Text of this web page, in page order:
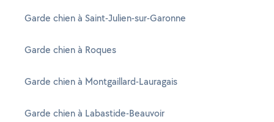
Garde chien à Saint-Julien-sur-Garonne
Garde chien à Roques
Garde chien à Montgaillard-Lauragais
Garde chien à Labastide-Beauvoir